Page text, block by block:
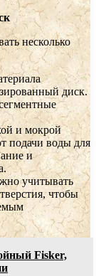
несколько
диск.
и мокрой
подачи воды для
и
учитывать
чтобы
Fisker,